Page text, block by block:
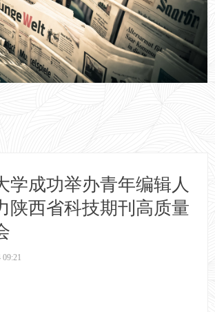
学成功举办青年编辑人
陕西省科技期刊高质量
09:21